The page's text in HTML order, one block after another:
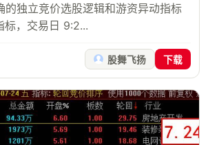
的独立竞价选股逻辑和游资异动指标
标，交易日 9:2...
股舞飞扬 下载